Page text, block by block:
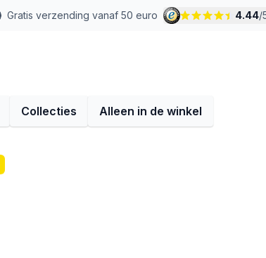
Gratis verzending vanaf 50 euro 4.44/
Collecties Alleen in de winkel